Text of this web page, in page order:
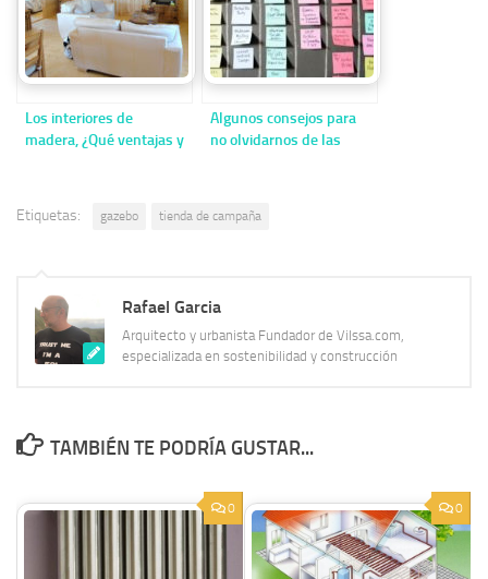
Los interiores de
madera, ¿Qué ventajas y
Algunos consejos para
no olvidarnos de las
Etiquetas: gazebo tienda de campaña
Rafael Garcia
Arquitecto y urbanista Fundador de Vilssa.com,
especializada en sostenibilidad y construcción
TAMBIÉN TE PODRÍA GUSTAR...
0 0